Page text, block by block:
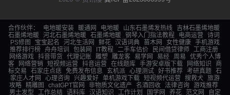
合作伙伴： 电地暖安装 暖通网 电地暖 山东石墨烯发热线
吉林石墨烯地暖
石墨烯地暖
河北石墨烯地暖 石墨烯地暖 钢琴入门指法教程 电商运营
诗词
PS修图
宝宝起名 河北生活网 鲜花 汉语词典 苗木网 女性健康 手机游戏
推荐排行榜
舟舟培训 包装网 IT教程 二手车估价 民间借贷律师
工商注册
网络游戏 抖音带货 代理记账 雕塑 雕龙客 易学网 易经 周易
优秀个人博
客
网络营销 短视频运营 抖音运营 在线题库 手游安卓版下载 网络知识
商
标交易
石家庄点痣 免费发布信息 玄机派 心理测试 好书推荐 考研真题 石
家庄人才网
心理咨询 兴趣爱好 单机游戏下载 短视频代运营 搜救犬 旅游
攻略 精雕图 chatGPT官网 非物质文化遗产 名酒回收 法律咨询 游戏推荐
男士发型
工作总结 语料库 汉语知识 工作计划 国学网 养花 范文网
自定